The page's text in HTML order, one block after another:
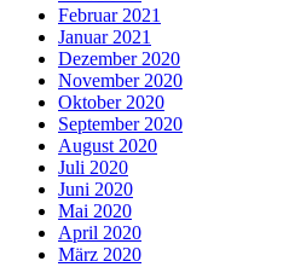
Februar 2021
Januar 2021
Dezember 2020
November 2020
Oktober 2020
September 2020
August 2020
Juli 2020
Juni 2020
Mai 2020
April 2020
März 2020